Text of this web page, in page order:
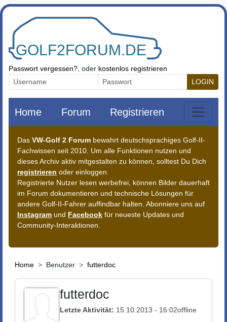
Zum Inhalt springen
Passwort vergessen? , oder kostenlos registrieren
LOGIN
Home Forum Registrieren
Das VW-Golf 2 Forum bewahrt deutschsprachiges Golf-II-
Fachwissen seit 2010. Um alle Funktionen nutzen und
dieses Archiv aktiv mitgestalten zu können, solltest Du Dich
registrieren oder einloggen.
Registrierte Nutzer lesen werbefrei, können Bilder dauerhaft
im Forum dokumentieren und technische Lösungen für
andere Golf-II-Fahrer auffindbar halten. Abonniere uns auf
Instagram und Facebook für neueste Updates und
Community-Interaktionen.
Home Benutzer futterdoc
futterdoc
Letzte Aktivität: 15.10.2013 - 16:02offline